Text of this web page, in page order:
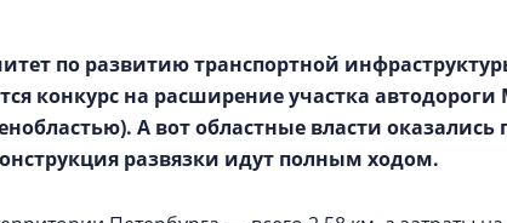
по развитию транспортной
конкурс на расширение участка автодороги
А вот областные власти оказались
развязки идут полным ходом.
в